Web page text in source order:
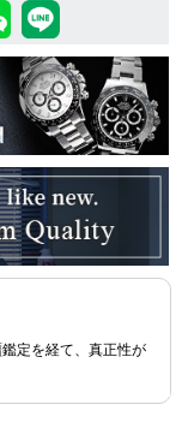
いて
定を経て、真正性が